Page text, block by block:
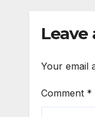
Leave
Your email
Comment *